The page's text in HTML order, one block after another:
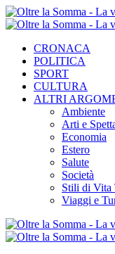
CRONACA
POLITICA
SPORT
CULTURA
ALTRI
Ambiente
Arti e
Economia
Estero
Salute
Società
Stili di Vita
Viaggi e